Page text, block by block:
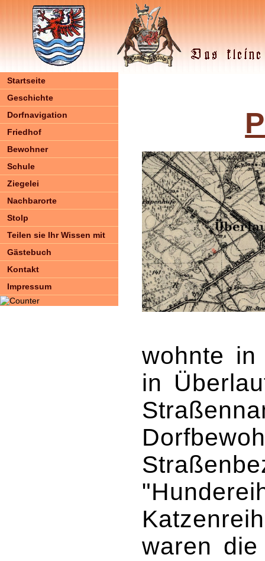
Startseite
Geschichte
Dorfnavigation
Friedhof
Bewohner
Schule
Ziegelei
Nachbarorte
Stolp
Teilen sie Ihr Wissen mit
Gästebuch
Kontakt
Impressum
wohnte
in
waren